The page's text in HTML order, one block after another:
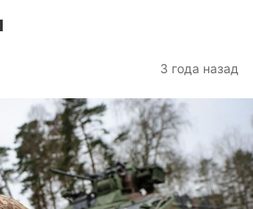
3 года назад